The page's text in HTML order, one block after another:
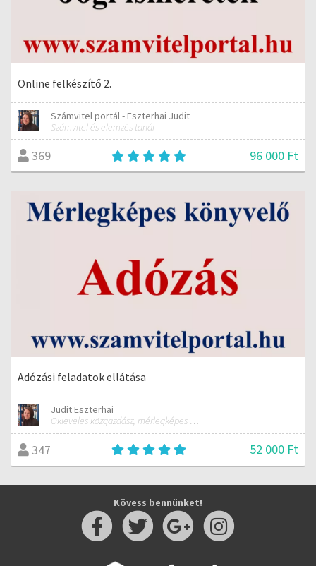
Online felkészítő 2.
Számvitel portál - Eszterhai Judit
Számvitel és elemzés tanár
369 96 000 Ft
Adózási feladatok ellátása
Judit Eszterhai
Okleveles közgazdász, mérlegképes könyvelő, Számvitel és elemzés tanár
347 52 000 Ft
Kövess bennünket!